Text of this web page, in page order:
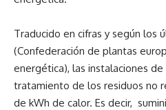
Traducido en cifras y según los
(Confederación de plantas
energética), las instalaciones
tratamiento de los residuos no
de kWh de calor. Es decir,